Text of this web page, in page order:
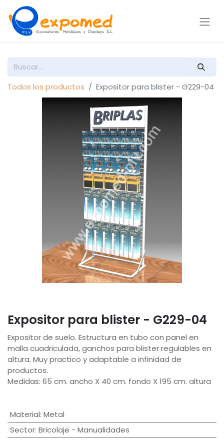
Todos los productos Expositor para blister - G229-04
Expositor para blister - G229-04
Expositor de suelo. Estructura en tubo con panel en
malla cuadriculada, ganchos para blister regulables en
altura. Muy practico y adaptable a infinidad de
productos.
Medidas: 65 cm. ancho X 40 cm. fondo X 195 cm. altura
Material: Metal
Sector: Bricolaje - Manualidades